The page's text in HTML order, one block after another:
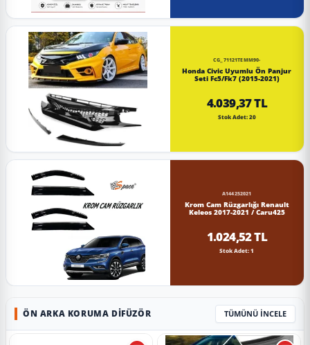
CG_71121TEMM90-
Honda Civic Uyumlu Ön Panjur
Seti Fc5/Fk7 (2015-2021)
4.039,37 TL
Stok Adet: 20
A144252021
Krom Cam Rüzgarlığı Renault
Keleos 2017-2021 / Caru425
1.024,52 TL
Stok Adet: 1
ÖN ARKA KORUMA DIFÜZÖR TÜMÜNÜ İNCELE